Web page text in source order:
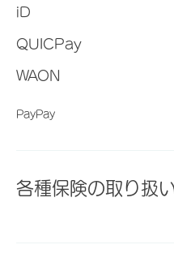
iD
QUICPay
WAON
PayPay
各種保険の取り扱